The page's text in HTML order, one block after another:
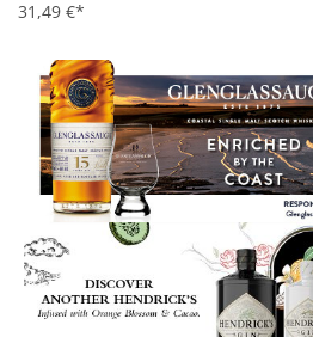
31,49 €*